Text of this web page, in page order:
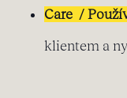
Care /
klientem a